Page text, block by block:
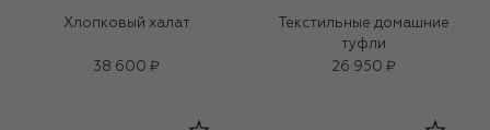
Хлопковый халат
38 600 ₽
Текстильные домашние
туфли
26 950 ₽